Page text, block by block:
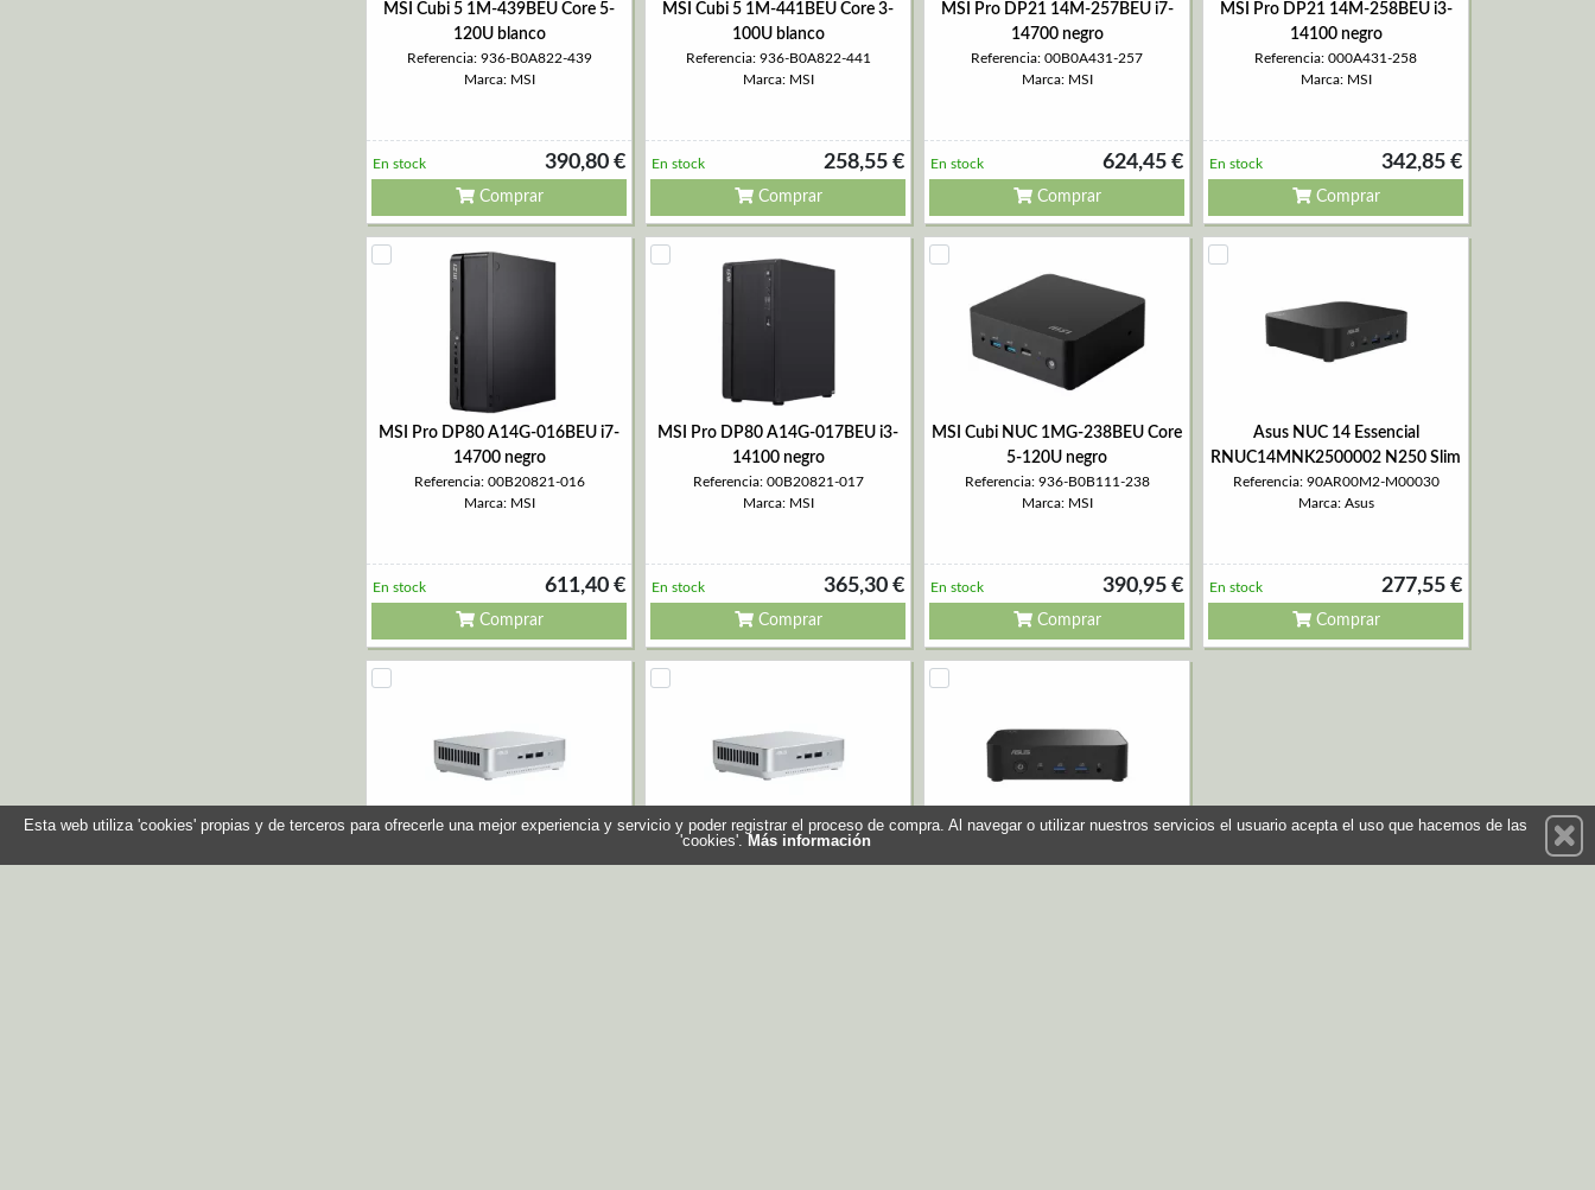
MSI Cubi 5 1M-439BEU Core 5-
120U blanco
Referencia: 936-B0A822-439
Marca: MSI
390,80 €
En stock
Comprar
MSI Cubi 5 1M-441BEU Core 3-
100U blanco
Referencia: 936-B0A822-441
Marca: MSI
258,55 €
En stock
Comprar
MSI Pro DP21 14M-257BEU i7-
14700 negro
Referencia: 00B0A431-257
Marca: MSI
624,45 €
En stock
Comprar
MSI Pro DP21 14M-258BEU i3-
14100 negro
Referencia: 000A431-258
Marca: MSI
342,85 €
En stock
Comprar
MSI Pro DP80 A14G-016BEU i7-
14700 negro
Referencia: 00B20821-016
Marca: MSI
611,40 €
En stock
Comprar
MSI Pro DP80 A14G-017BEU i3-
14100 negro
Referencia: 00B20821-017
Marca: MSI
365,30 €
En stock
Comprar
MSI Cubi NUC 1MG-238BEU Core
5-120U negro
Referencia: 936-B0B111-238
Marca: MSI
390,95 €
En stock
Comprar
Asus NUC 14 Essencial
RNUC14MNK2500002 N250 Slim
Referencia: 90AR00M2-M00030
Marca: Asus
277,55 €
En stock
Comprar
Esta web utiliza 'cookies' propias y de terceros para ofrecerle una mejor experiencia y servicio y poder registrar el proceso de compra. Al navegar o utilizar nuestros servicios el usuario acepta el uso que hacemos de las
'cookies'. Más información